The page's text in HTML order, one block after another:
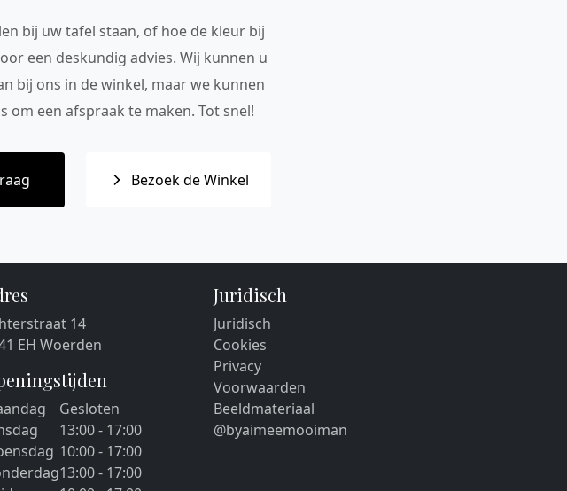
bij uw tafel staan, of hoe de kleur bij
een deskundig advies. Wij kunnen u
bij ons in de winkel, maar we kunnen
een afspraak te maken. Tot snel!
Bezoek de Winkel
14
EH Woerden
Gesloten
13:00 - 17:00
10:00 - 17:00
13:00 - 17:00
Juridisch
Juridisch
Cookies
Privacy
Voorwaarden
Beeldmateriaal
@byaimeemooiman